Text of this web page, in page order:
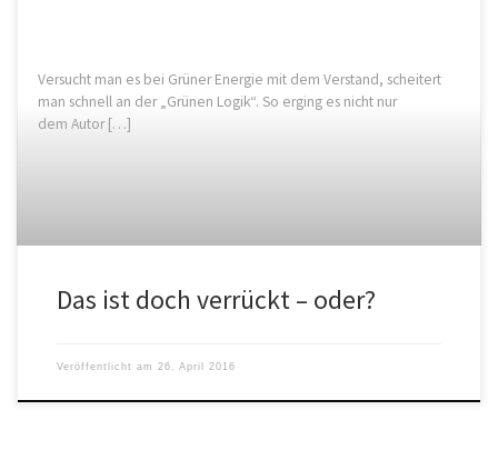
Versucht man es bei Grüner Energie mit dem Verstand, scheitert
man schnell an der „Grünen Logik“. So erging es nicht nur
dem Autor […]
Das ist doch verrückt – oder?
Veröffentlicht am 26. April 2016